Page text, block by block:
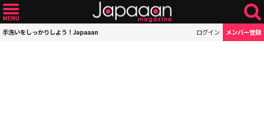
手洗いをしっかりしよう！Japaaan ログイン メンバー登録